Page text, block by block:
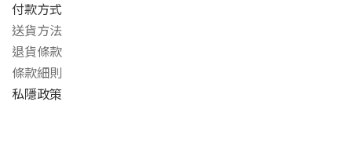
付款方式
送貨方法
退貨條款
條款細則
私隱政策